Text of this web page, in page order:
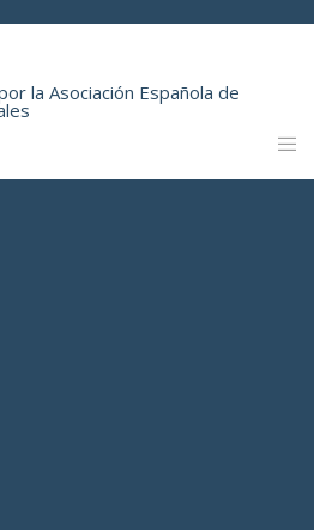
la Asociación Española de